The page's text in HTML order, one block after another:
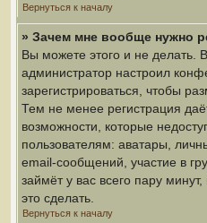
Вернуться к началу
» Зачем мне вообще нужно
Вы можете этого и не делать.
администратор настроил
зарегистрироваться, чтобы
Тем не менее регистрация
возможности, которые
пользователям: аватары,
email-сообщений, участие в
займёт у вас всего пару
это сделать.
Вернуться к началу